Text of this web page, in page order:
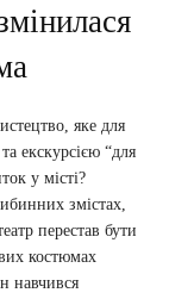
яке для
екскурсією “для
у місті?
змістах,
перестав бути
костюмах
навчився